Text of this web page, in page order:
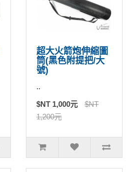
超大火箭炮伸縮圖
筒(黑色附提把/大
號)
..
$NT 1,000元
$NT
1,200元